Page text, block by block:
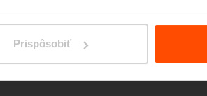
Prispôsobiť